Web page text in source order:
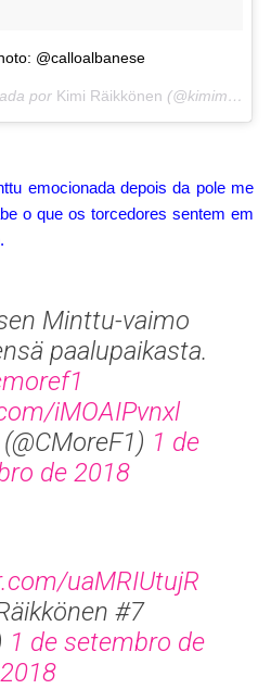
@calloalbanese
por Kimi Räikkönen (@kimimatiasraikkonen) em
emocionada depois da pole me
o que os torcedores sentem em
Minttu-vaimo
paalupaikasta.
iMOAIPvnxl
1 de
de 2018
uaMRIUtujR
#7
1 de setembro de
2018